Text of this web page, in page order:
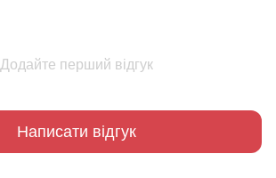
Додайте перший відгук
Написати відгук